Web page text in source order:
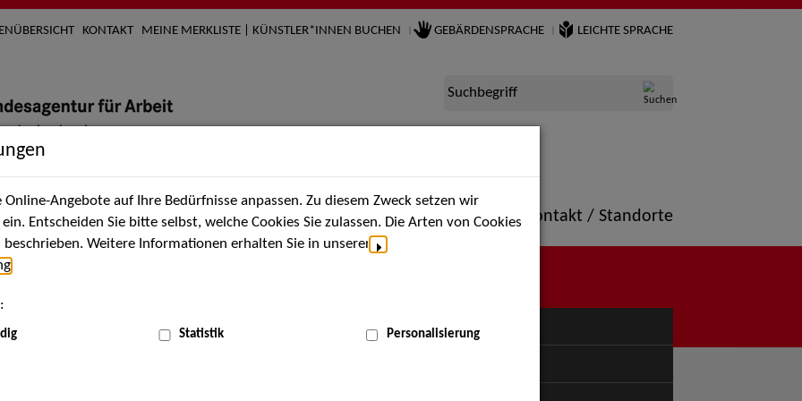
KONTAKT MEINE MERKLISTE | KÜNSTLER*INNEN BUCHEN GEBÄRDENSPRACHE LEICHTE SPRACHE
Suchbegriff
Künstler*innen Über uns Aktuelles Termine Portfolio Kontakt / Standorte
MENÜ
Angebote auf Ihre Bedürfnisse anpassen. Zu diesem Zweck setzen wir
Entscheiden Sie bitte selbst, welche Cookies Sie zulassen. Die Arten von Cookies
Weitere Informationen erhalten Sie in unserer
Statistik Personalisierung